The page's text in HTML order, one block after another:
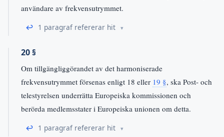
användare av frekvensutrymmet.
↩ 1 paragraf refererar hit
20 §
Om tillgängliggörandet av det harmoniserade
frekvensutrymmet försenas enligt 18 eller 19 §, ska Post- och
telestyrelsen underrätta Europeiska kommissionen och
berörda medlemsstater i Europeiska unionen om detta.
↩ 1 paragraf refererar hit